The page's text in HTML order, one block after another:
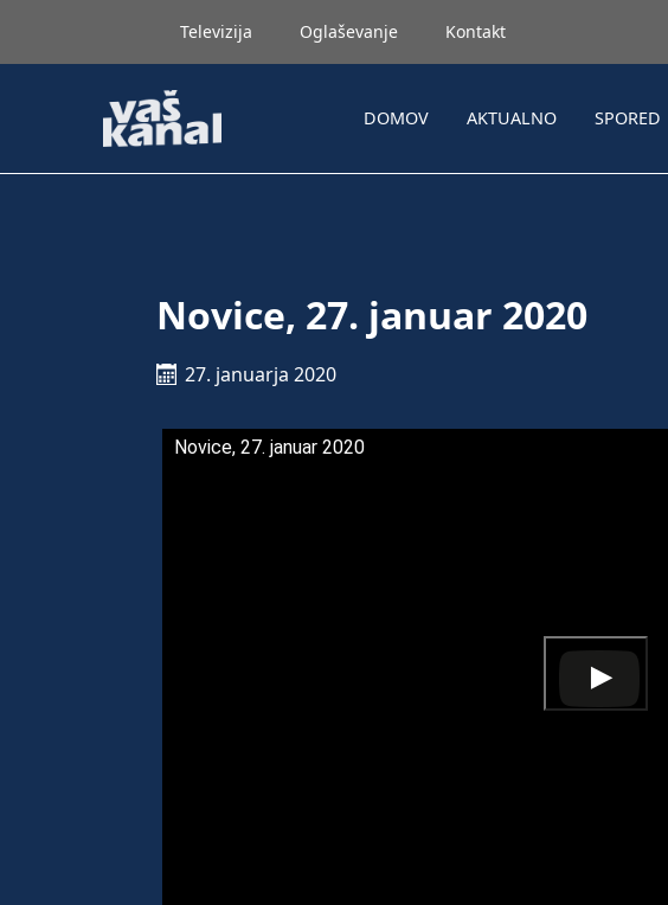
Televizija Oglaševanje Kontakt
DOMOV AKTUALNO SPORED
Novice, 27. januar 2020
27. januarja 2020
Novice, 27. januar 2020